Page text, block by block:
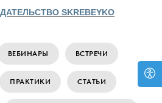
SKREBEYKO
ВЕБИНАРЫ ВСТРЕЧИ
ПРАКТИКИ СТАТЬИ